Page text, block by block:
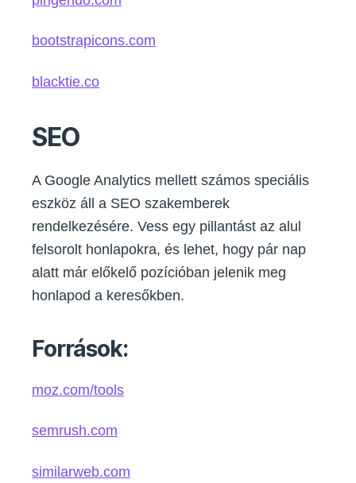
bootstrapicons.com
blacktie.co
SEO
A Google Analytics mellett számos speciális
eszköz áll a SEO szakemberek
rendelkezésére. Vess egy pillantást az alul
felsorolt honlapokra, és lehet, hogy pár nap
alatt már előkelő pozícióban jelenik meg
honlapod a keresőkben.
Források:
moz.com/tools
semrush.com
similarweb.com